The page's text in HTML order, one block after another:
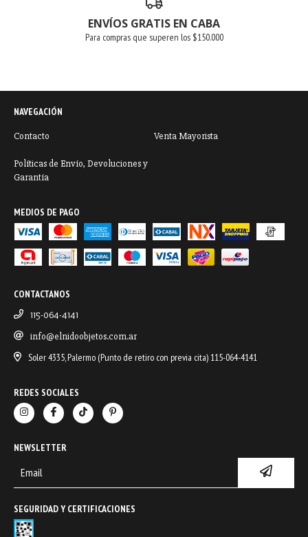
ENVÍOS GRATIS EN CABA
Para compras que superen los $150.000
NAVEGACIÓN
Contacto Venta Mayorista
Políticas de Envío, Devoluciones y
Garantía
MEDIOS DE PAGO
CONTACTANOS
115-064-4141
info@elnidoobjetos.com.ar
Soler 4335, Palermo (Punto de retiro con previa cita) 115-064-4141
REDES SOCIALES
NEWSLETTER
SEGURIDAD Y CERTIFICACIONES